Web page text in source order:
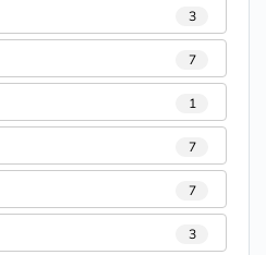
3
7
1
7
7
3